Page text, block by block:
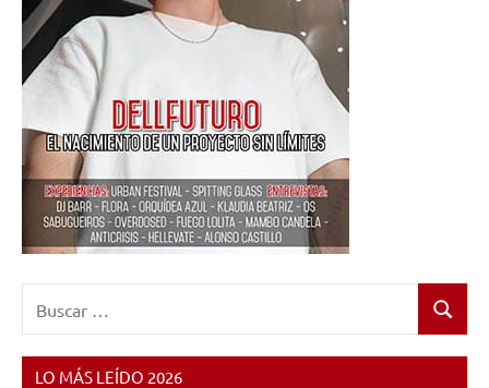
Buscar
LO MÁS LEÍDO 2026